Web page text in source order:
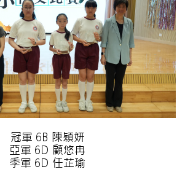
冠軍 6B 陳穎妍
亞軍 6D 顧悠冉
季軍 6D 任芷瑜